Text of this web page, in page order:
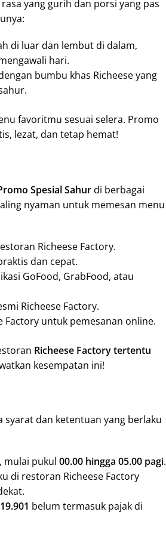
yang gurih dan porsi yang pas
di luar dan lembut di dalam,
hari.
bumbu khas Richeese yang
favoritmu sesuai selera. Promo
lezat, dan tetap hemat!
Spesial Sahurdi berbagai
nyaman untuk memesan menu
Richeese Factory.
dan cepat.
GoFood, GrabFood, atau
Richeese Factory.
Factory untuk pemesanan online.
Richeese Factory tertentu
kesempatan ini!
dan ketentuan yang berlaku
mulai pukul 00.00 hingga 05.00 pagi.
di restoran Richeese Factory
belum termasuk pajak di